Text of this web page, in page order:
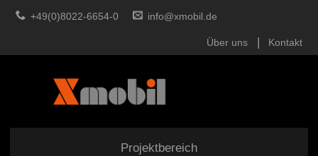
+49(0)8022-6654-0 info@xmobil.de
Über uns Kontakt
Projektbereich